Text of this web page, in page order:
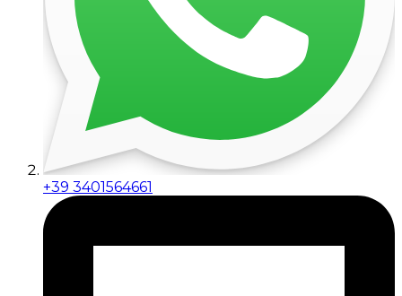
+39 3401564661